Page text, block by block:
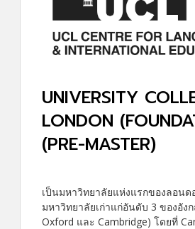
UNIVERSITY
LONDON
(PRE-MASTER)
เป็นมหาวิทยาลัยแห่งแรกของลอนด
มหาวิทยาลัยเก่าแก่อันดับ 3 ของอัง
Oxford และ Cambridge) โดยที่